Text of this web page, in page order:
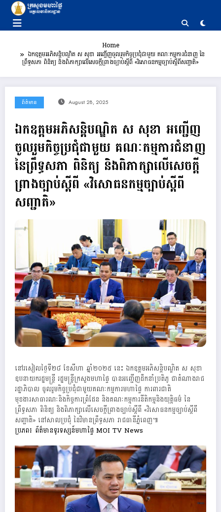
content
Home
ឯកឧត្តមអភិសន្តិបណ្ឌិត ស សុខា អញ្ជើញចូលរួមកិច្ចប្រជុំជាមួយ គណៈកម្មការជំនាញ នៃ
ព្រឹទ្ធសភា ពិនិត្យ និងពិភាក្សាលើសេចក្តីព្រាងច្បាប់ស្តីពី «វិសោធនកម្មច្បាប់ស្តីពីសញ្ជាតិ»
ព័ត៌មាន August 28, 2025
ឯកឧត្តមអភិសន្តិបណ្ឌិត ស សុខា អញ្ជើញ
ចូលរួមកិច្ចប្រជុំជាមួយ គណៈកម្មការជំនាញ
នៃព្រឹទ្ធសភា ពិនិត្យ និងពិភាក្សាលើសេចក្តី
ព្រាងច្បាប់ស្តីពី «វិសោធនកម្មច្បាប់ស្តីពី
សញ្ជាតិ»
នៅរសៀលថ្ងៃទី២៨ ខែសីហា ឆ្នាំ២០២៥ នេះ ឯកឧត្តមអភិសន្តិបណ្ឌិត ស សុខា
ឧបនាយករដ្ឋមន្ត្រី រដ្ឋមន្ត្រីក្រសួងមហាផ្ទៃ បានអញ្ជើញដឹកនាំប្រតិភូ ជាតំណាងរាជ
រដ្ឋាភិបាល ចូលរួមកិច្ចប្រជុំជាមួយគណៈកម្មការមហាផ្ទៃ ការពារជាតិ
មុខងារសាធារណៈនិងកិច្ចការព្រំដែន និងគណៈកម្មការនីតិកម្មនិងយុត្តិធម៌ នៃ
ព្រឹទ្ធសភា ពិនិត្យ និងពិភាក្សាលើសេចក្តីព្រាងច្បាប់ស្តីពី «វិសោធនកម្មច្បាប់ស្តីពី
សញ្ជាតិ» នៅសាលប្រជុំ នៃវិមានព្រឹទ្ធសភា រាជធានីភ្នំពេញ៕
ប្រភព៖ ព័ត៌មានទូរទស្សន៍មហាផ្ទៃ MOI TV News